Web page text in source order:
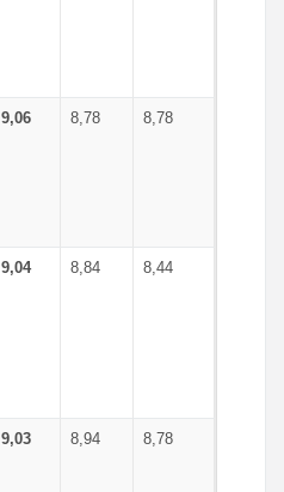
9,06 8,78 8,78
9,04 8,84 8,44
9,03 8,94 8,78